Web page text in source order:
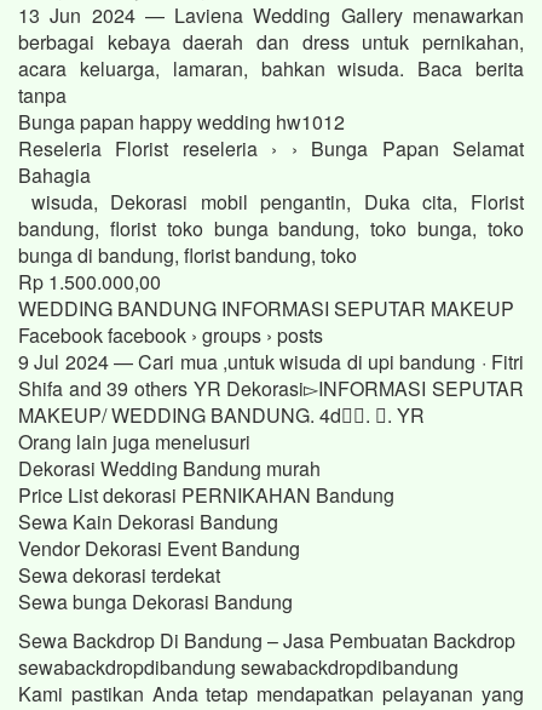
13 Jun 2024 — Laviena Wedding Gallery menawarkan
berbagai kebaya daerah dan dress untuk pernikahan,
acara keluarga, lamaran, bahkan wisuda. Baca berita
tanpa
Bunga papan happy wedding hw1012
Reseleria Florist reseleria › › Bunga Papan Selamat
Bahagia
wisuda, Dekorasi mobil pengantin, Duka cita, Florist
bandung, florist toko bunga bandung, toko bunga, toko
bunga di bandung, florist bandung, toko
Rp 1.500.000,00
WEDDING BANDUNG INFORMASI SEPUTAR MAKEUP
Facebook facebook › groups › posts
9 Jul 2024 — Cari mua ,untuk wisuda di upi bandung · Fitri
Shifa and 39 others YR Dekorasi▻INFORMASI SEPUTAR
MAKEUP/ WEDDING BANDUNG. 4d󰞋󱟠. 󰟝. YR
Orang lain juga menelusuri
Dekorasi Wedding Bandung murah
Price List dekorasi PERNIKAHAN Bandung
Sewa Kain Dekorasi Bandung
Vendor Dekorasi Event Bandung
Sewa dekorasi terdekat
Sewa bunga Dekorasi Bandung
Sewa Backdrop Di Bandung – Jasa Pembuatan Backdrop
sewabackdropdibandung sewabackdropdibandung
Kami pastikan Anda tetap mendapatkan pelayanan yang